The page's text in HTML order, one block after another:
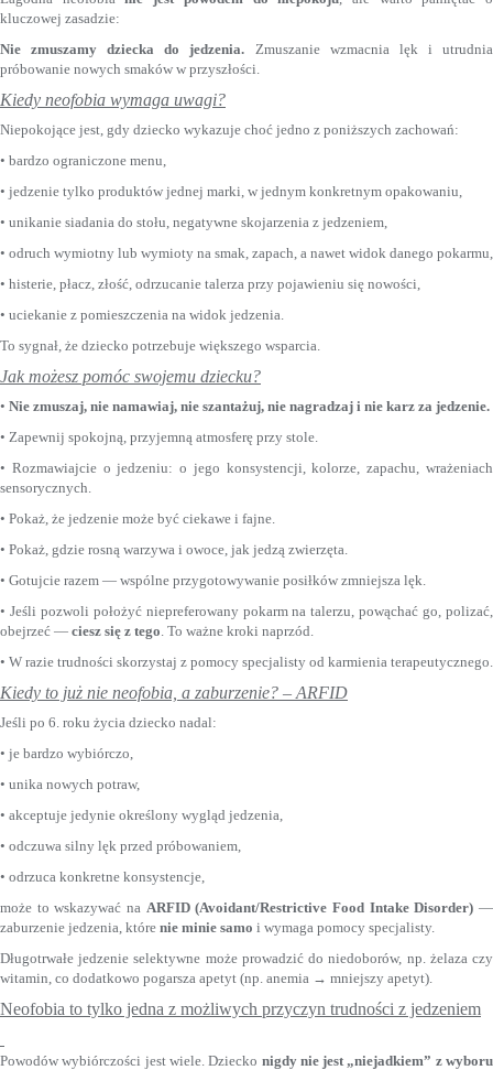
kluczowej zasadzie:
Nie zmuszamy dziecka do jedzenia. Zmuszanie wzmacnia lęk i utrudnia
próbowanie nowych smaków w przyszłości.
Kiedy neofobia wymaga uwagi?
Niepokojące jest, gdy dziecko wykazuje choć jedno z poniższych zachowań:
• bardzo ograniczone menu,
• jedzenie tylko produktów jednej marki, w jednym konkretnym opakowaniu,
• unikanie siadania do stołu, negatywne skojarzenia z jedzeniem,
• odruch wymiotny lub wymioty na smak, zapach, a nawet widok danego pokarmu,
• histerie, płacz, złość, odrzucanie talerza przy pojawieniu się nowości,
• uciekanie z pomieszczenia na widok jedzenia.
To sygnał, że dziecko potrzebuje większego wsparcia.
Jak możesz pomóc swojemu dziecku?
• Nie zmuszaj, nie namawiaj, nie szantażuj, nie nagradzaj i nie karz za jedzenie.
• Zapewnij spokojną, przyjemną atmosferę przy stole.
• Rozmawiajcie o jedzeniu: o jego konsystencji, kolorze, zapachu, wrażeniach
sensorycznych.
• Pokaż, że jedzenie może być ciekawe i fajne.
• Pokaż, gdzie rosną warzywa i owoce, jak jedzą zwierzęta.
• Gotujcie razem — wspólne przygotowywanie posiłków zmniejsza lęk.
• Jeśli pozwoli położyć niepreferowany pokarm na talerzu, powąchać go, polizać,
obejrzeć — ciesz się z tego. To ważne kroki naprzód.
• W razie trudności skorzystaj z pomocy specjalisty od karmienia terapeutycznego.
Kiedy to już nie neofobia, a zaburzenie? – ARFID
Jeśli po 6. roku życia dziecko nadal:
• je bardzo wybiórczo,
• unika nowych potraw,
• akceptuje jedynie określony wygląd jedzenia,
• odczuwa silny lęk przed próbowaniem,
• odrzuca konkretne konsystencje,
może to wskazywać na ARFID (Avoidant/Restrictive Food Intake Disorder)—
zaburzenie jedzenia, które nie minie samo i wymaga pomocy specjalisty.
Długotrwałe jedzenie selektywne może prowadzić do niedoborów, np. żelaza czy
witamin, co dodatkowo pogarsza apetyt (np. anemia → mniejszy apetyt).
Neofobia to tylko jedna z możliwych przyczyn trudności z jedzeniem
Powodów wybiórczości jest wiele. Dziecko nigdy nie jest „niejadkiem” z wyboru